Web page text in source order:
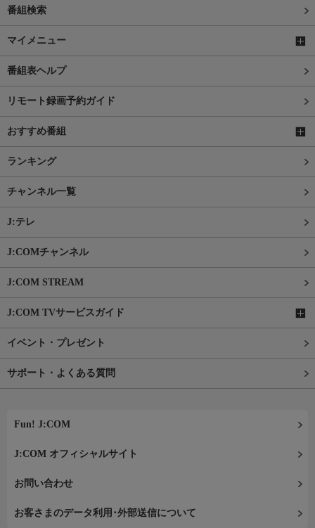
番組検索
マイメニュー
番組表ヘルプ
リモート録画予約ガイド
おすすめ番組
ランキング
チャンネル一覧
J:テレ
J:COMチャンネル
J:COM STREAM
J:COM TVサービスガイド
イベント・プレゼント
サポート・よくある質問
Fun! J:COM
J:COM オフィシャルサイト
お問い合わせ
お客さまのデータ利用･外部送信について